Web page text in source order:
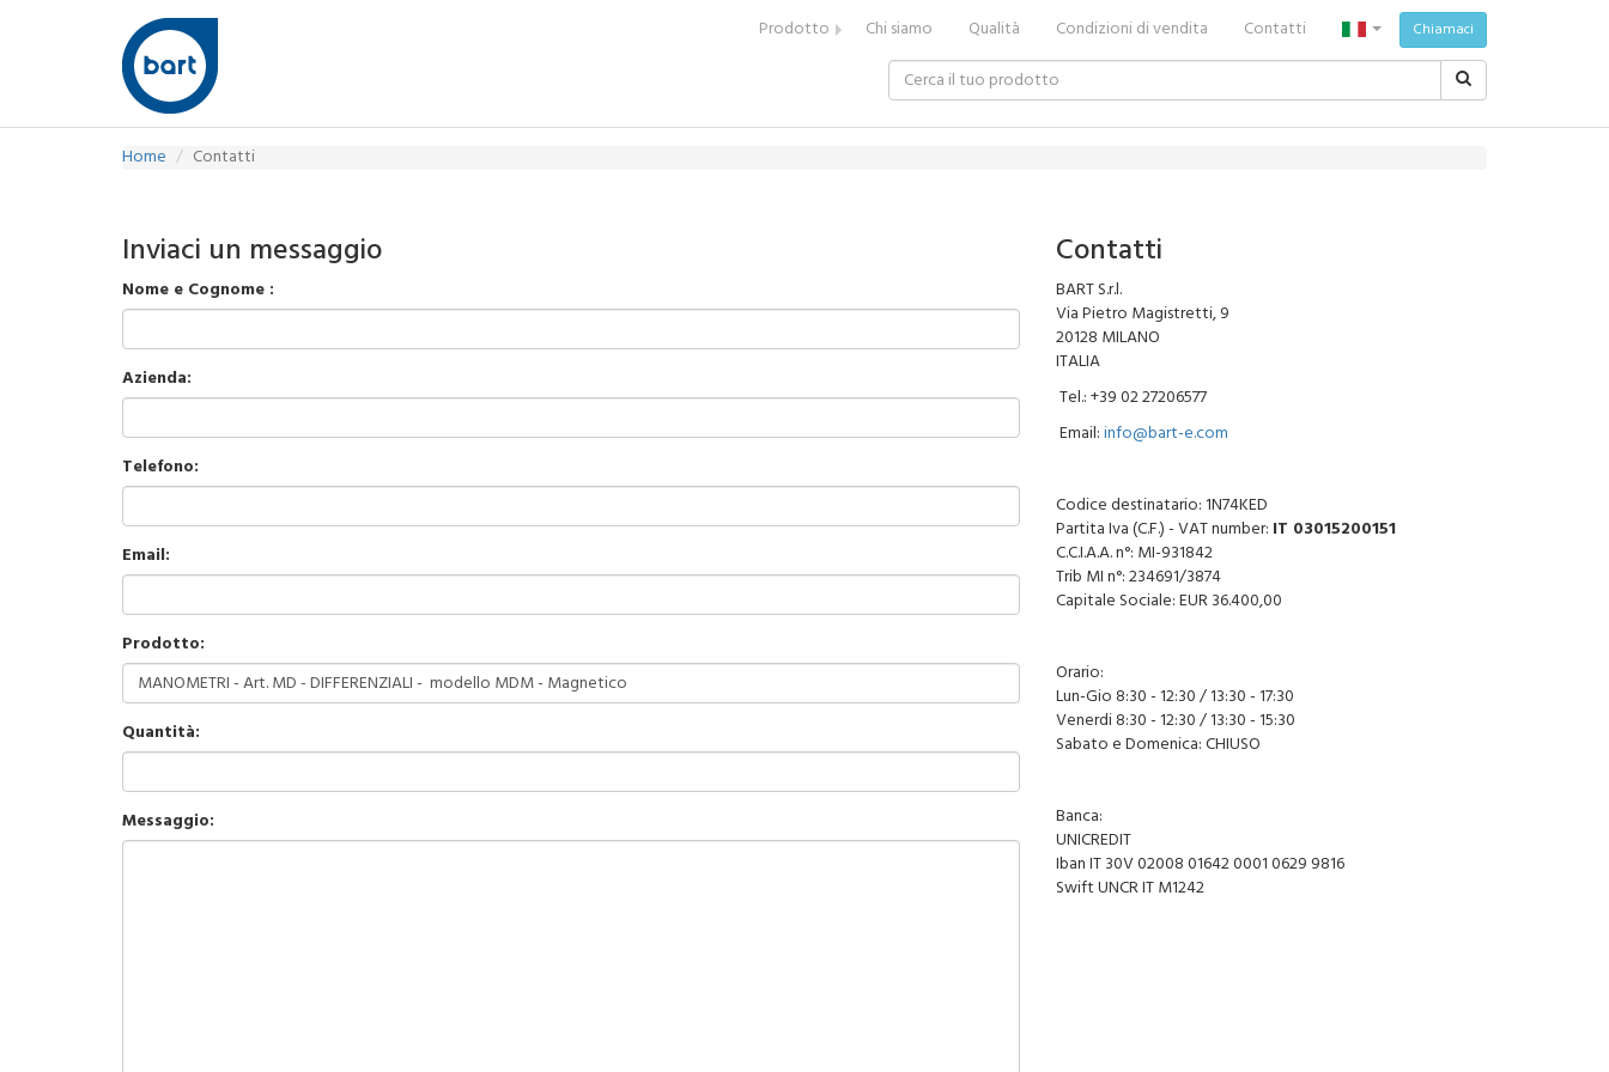
Prodotto Chi siamo Qualità Condizioni di vendita Contatti Chiamaci
Home Contatti
Inviaci un messaggio
Nome e Cognome :
Azienda:
Telefono:
Email:
Prodotto:
Quantità:
Messaggio:
Contatti
BART S.r.l.
Via Pietro Magistretti, 9
20128 MILANO
ITALIA
Tel.: +39 02 27206577
Email:info@bart-e.com
Codice destinatario: 1N74KED
Partita Iva (C.F.) - VAT number: IT 03015200151
C.C.I.A.A. n°: MI-931842
Trib MI n°: 234691/3874
Capitale Sociale: EUR 36.400,00
Orario:
Lun-Gio 8:30 - 12:30 / 13:30 - 17:30
Venerdi 8:30 - 12:30 / 13:30 - 15:30
Sabato e Domenica: CHIUSO
Banca:
UNICREDIT
Iban IT 30V 02008 01642 0001 0629 9816
Swift UNCR IT M1242